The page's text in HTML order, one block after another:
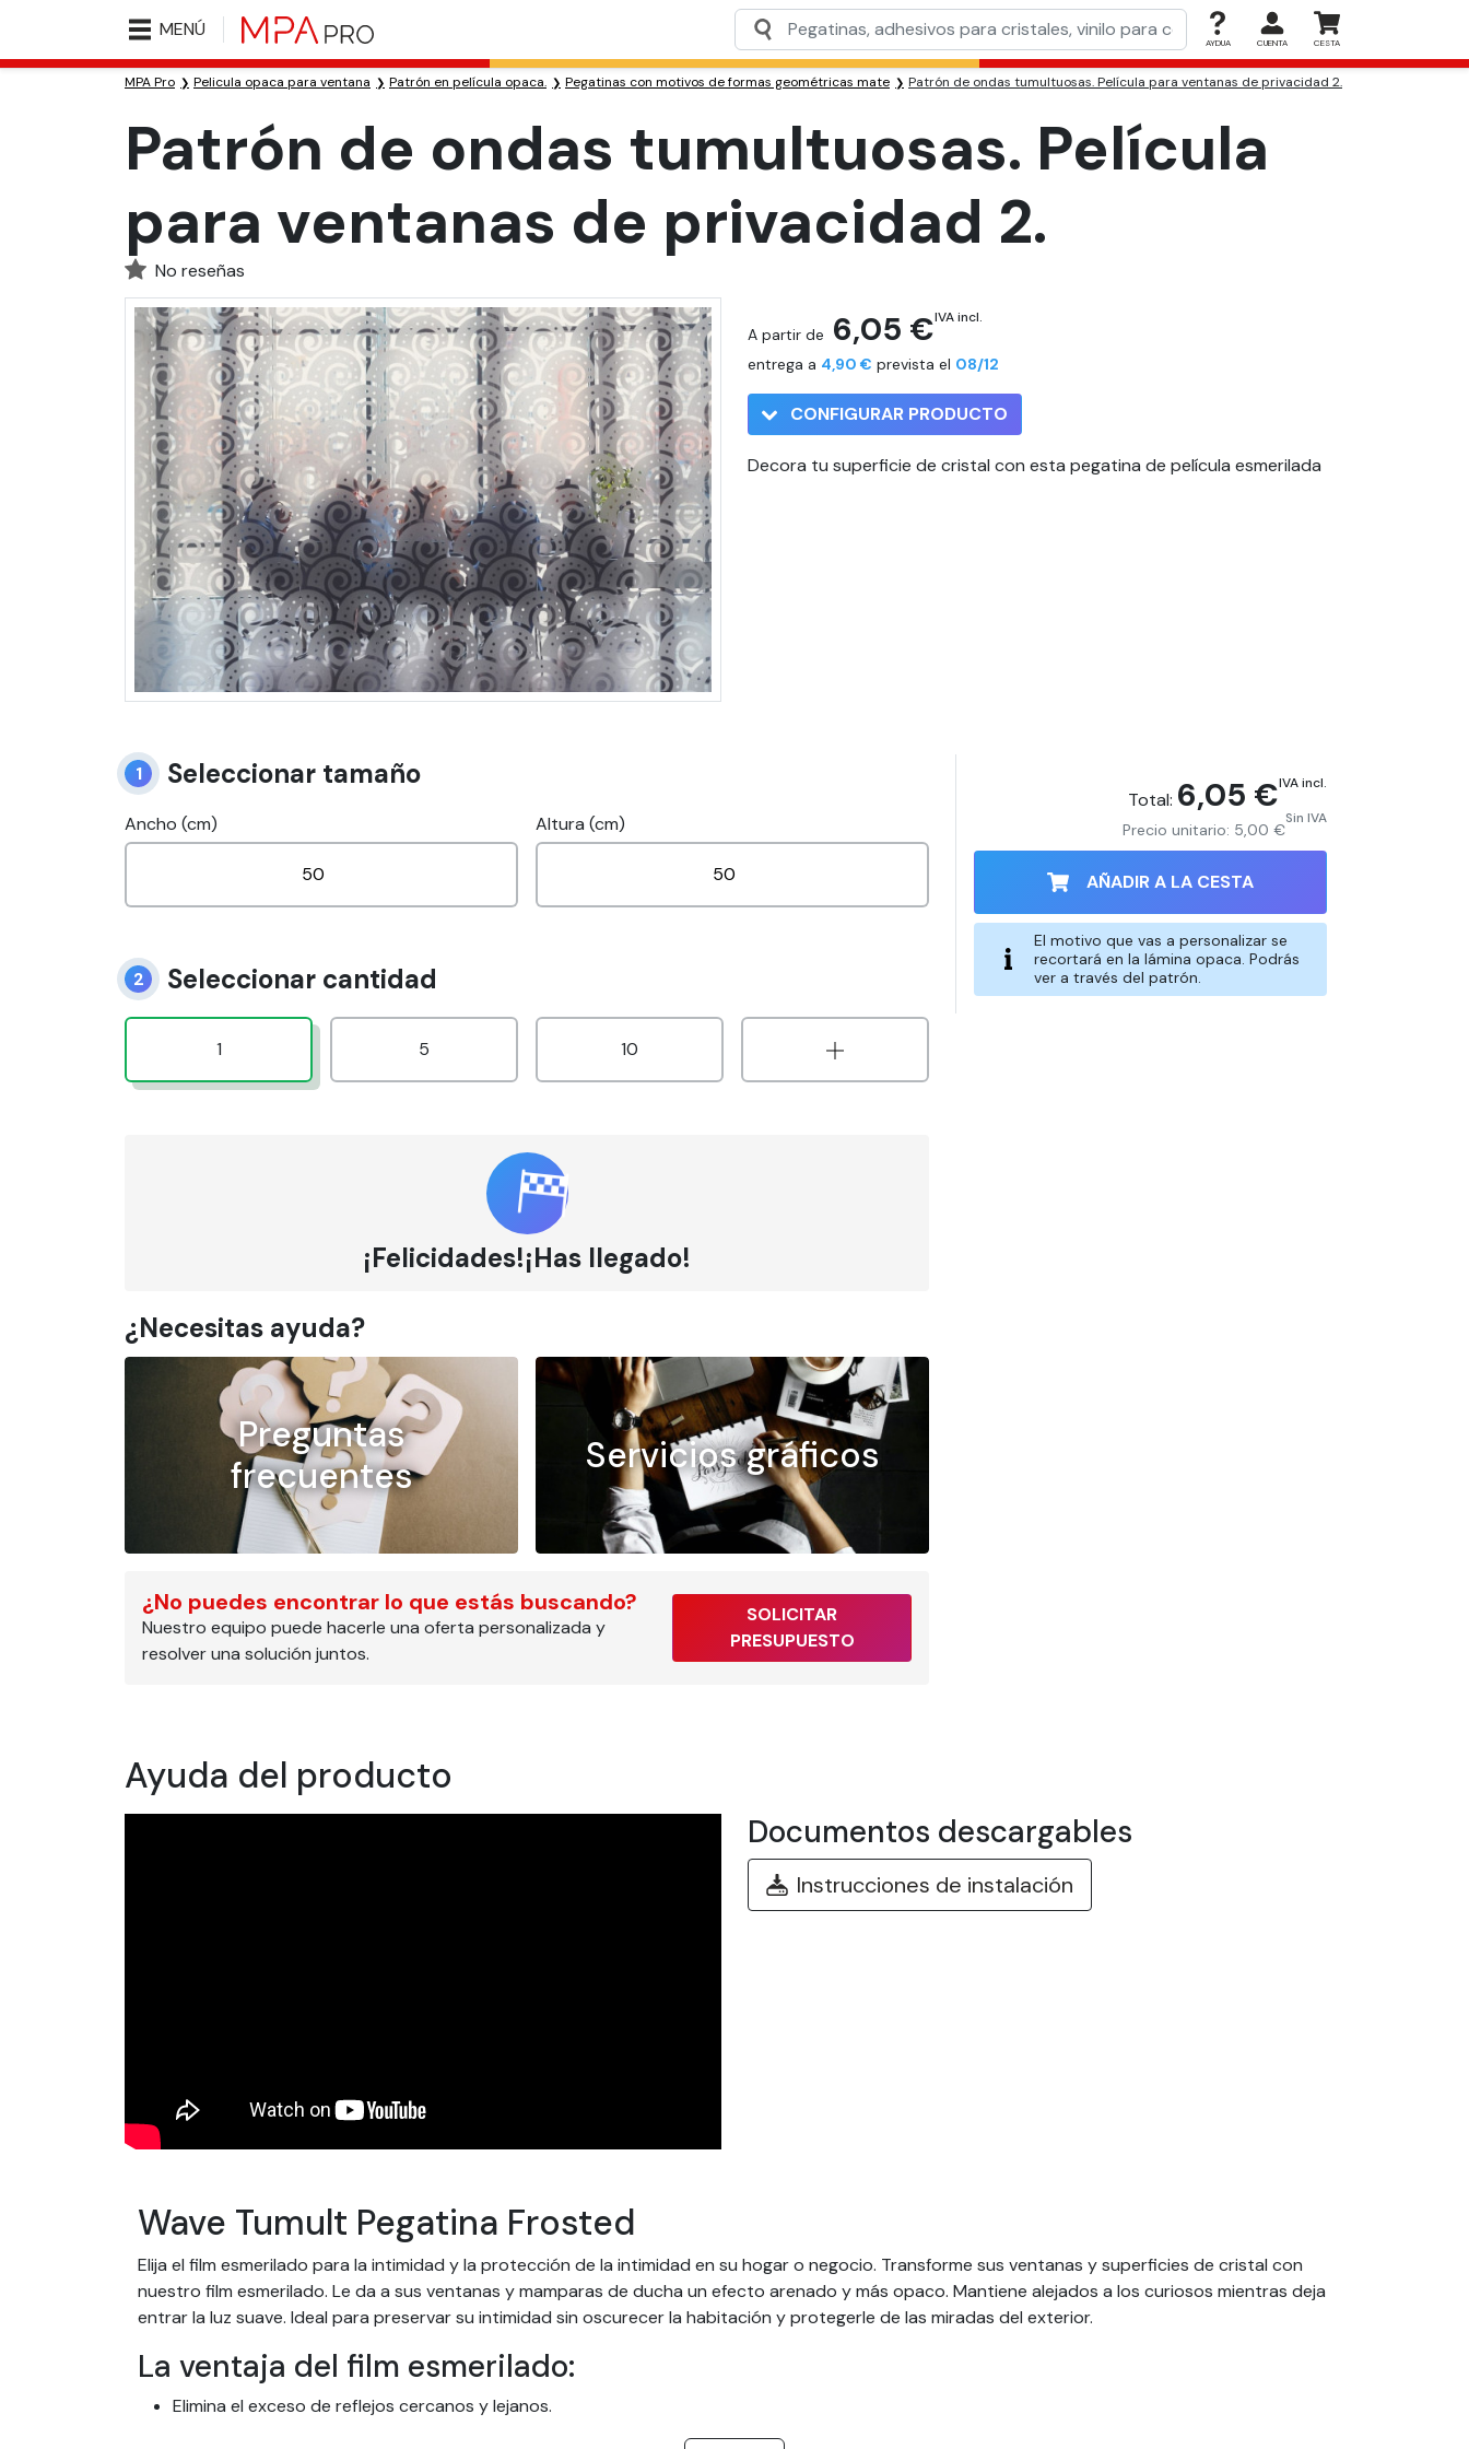
MENÚ
AYDUA CUENTA CESTA
MPA Pro Pelicula opaca para ventana Patrón en película opaca. Pegatinas con motivos de formas geométricas mate Patrón de ondas tumultuosas. Película para ventanas de privacidad 2.
Patrón de ondas tumultuosas. Película
para ventanas de privacidad 2.
No reseñas
A partir de 6,05 €IVA incl.
entrega a 4,90 € prevista el 08/12
CONFIGURAR PRODUCTO
Decora tu superficie de cristal con esta pegatina de película esmerilada
1 Seleccionar tamaño
Ancho (cm) Altura (cm)
2 Seleccionar cantidad
1 5 10
¡Felicidades!¡Has llegado!
¿Necesitas ayuda?
Preguntas
frecuentes
Servicios gráficos
¿No puedes encontrar lo que estás buscando?
Nuestro equipo puede hacerle una oferta personalizada y
resolver una solución juntos.
SOLICITAR
PRESUPUESTO
Total: 6,05 €IVA incl.
Precio unitario: 5,00 €
Sin IVA
AÑADIR A LA CESTA
El motivo que vas a personalizar se
recortará en la lámina opaca. Podrás
ver a través del patrón.
Ayuda del producto
Documentos descargables
Instrucciones de instalación
Wave Tumult Pegatina Frosted
Elija el film esmerilado para la intimidad y la protección de la intimidad en su hogar o negocio. Transforme sus ventanas y superficies de cristal con
nuestro film esmerilado. Le da a sus ventanas y mamparas de ducha un efecto arenado y más opaco. Mantiene alejados a los curiosos mientras deja
entrar la luz suave. Ideal para preservar su intimidad sin oscurecer la habitación y protegerle de las miradas del exterior.
La ventaja del film esmerilado:
Elimina el exceso de reflejos cercanos y lejanos.